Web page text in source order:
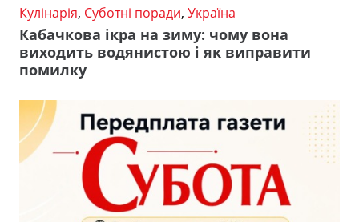
Кулінарія, Суботні поради, Україна
Кабачкова ікра на зиму: чому вона
виходить водянистою і як виправити
помилку